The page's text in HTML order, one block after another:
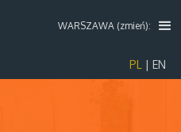
PL | EN
WARSZAWA (zmień):